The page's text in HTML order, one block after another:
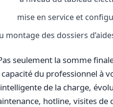
mise en service et
montage des dossiers
seulement la somme
du professionnel à
de la charge,
hotline, visites de